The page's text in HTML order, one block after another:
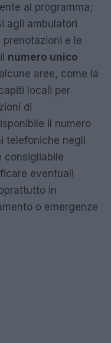
al programma;
agli ambulatori
prenotazioni e le
numero unico
aree, come la
locali per
di
il numero
telefoniche negli
consigliabile
eventuali
in
o emergenze